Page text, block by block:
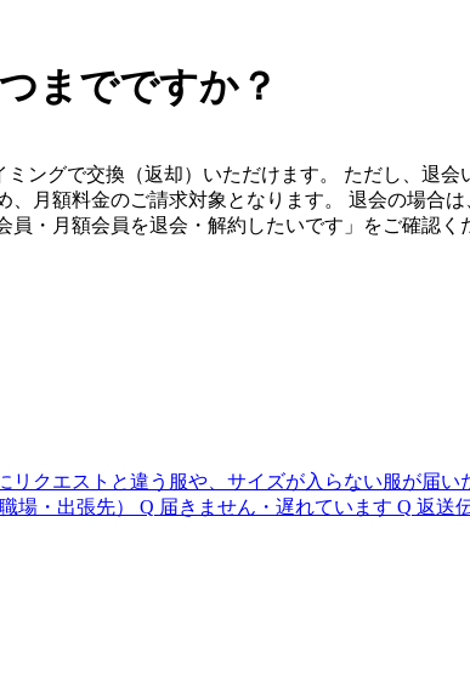
までですか？
ングで交換（返却）いただけます。 ただし、退
月額料金のご請求対象となります。
退会の場合
・月額会員を退会・解約したいです」をご確認く
リクエストと違う服や、サイズが入らない服が届
場・出張先） Q 届きません・遅れています Q 返送